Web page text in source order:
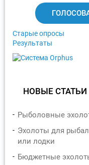
Старые опросы
Результаты
НОВЫЕ
Рыболовные
Эхолоты для
или лодки
Бюджетные